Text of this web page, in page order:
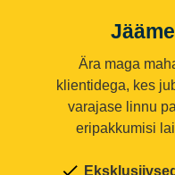
Ära maga
klientidega, kes
varajase linnu
eripakkumisi